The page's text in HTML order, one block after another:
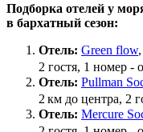
Подборка отелей у
в бархатный сезон:
Отель: Green flow
2 гостя, 1 номер -
Отель: Pullman
2 км до центра, 2
Отель: Mercure